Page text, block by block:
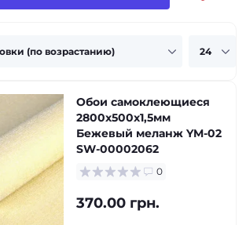
Обои самоклеющиеся
2800х500х1,5мм
Бежевый меланж YM-02
SW-00002062
0
370.00 грн.